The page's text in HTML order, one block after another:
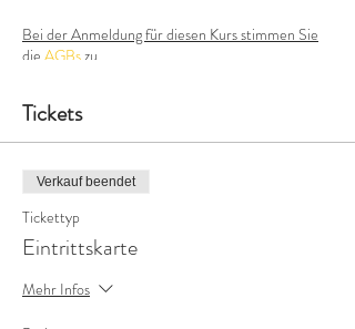
Bei der Anmeldung für diesen Kurs stimmen Sie
die AGBszu.
Tickets
Verkauf beendet
Tickettyp
Eintrittskarte
Mehr Infos